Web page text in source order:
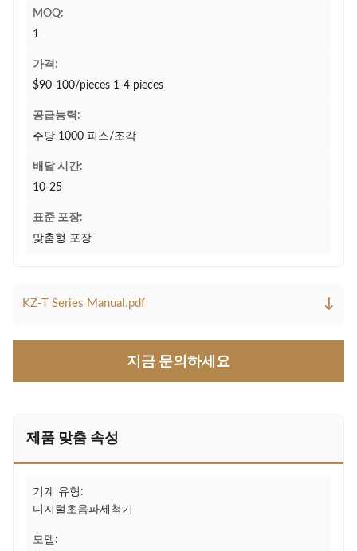
MOQ:
1
가격:
$90-100/pieces 1-4 pieces
공급능력:
주당 1000 피스/조각
배달 시간:
10-25
표준 포장:
맞춤형 포장
KZ-T Series Manual.pdf ↓
지금 문의하세요
제품 맞춤 속성
기계 유형:
디지털초음파세척기
모델: